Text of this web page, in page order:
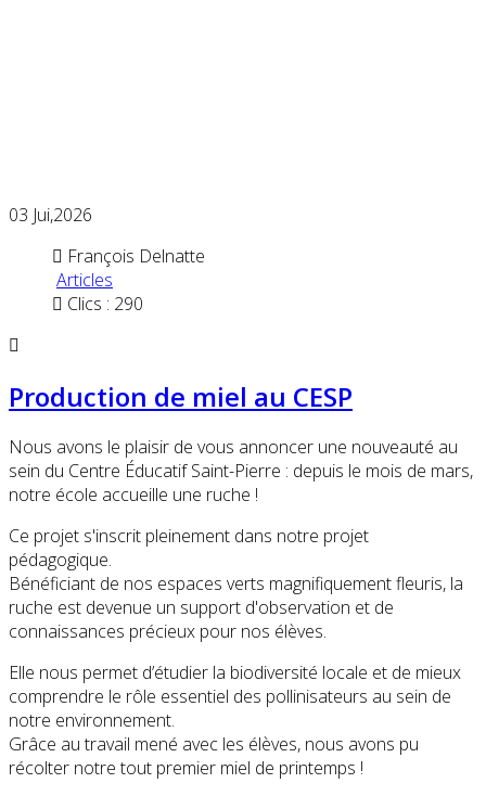
03 Jui,2026
François Delnatte
Articles
Clics : 290
Production de miel au CESP
Nous avons le plaisir de vous annoncer une nouveauté au
sein du Centre Éducatif Saint-Pierre : depuis le mois de mars,
notre école accueille une ruche !
Ce projet s'inscrit pleinement dans notre projet
pédagogique.
Bénéficiant de nos espaces verts magnifiquement fleuris, la
ruche est devenue un support d'observation et de
connaissances précieux pour nos élèves.
Elle nous permet d’étudier la biodiversité locale et de mieux
comprendre le rôle essentiel des pollinisateurs au sein de
notre environnement.
Grâce au travail mené avec les élèves, nous avons pu
récolter notre tout premier miel de printemps !